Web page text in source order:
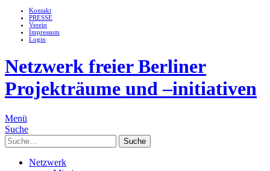
Kontakt
PRESSE
Verein
Impressum
Login
Netzwerk freier Berliner
Projekträume und –initiativen
Menü
Suche
Suche
Netzwerk